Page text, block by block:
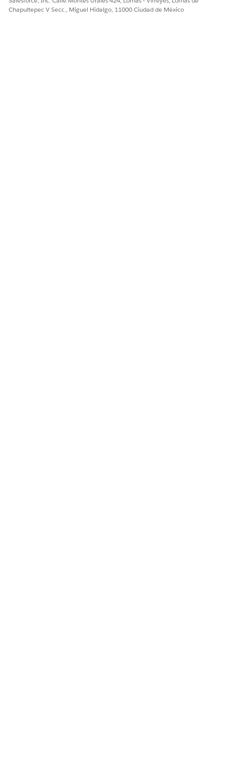
Chapultepec V Secc., Miguel Hidalgo, 11000 Ciudad de México